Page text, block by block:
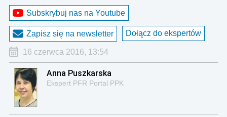
Subskrybuj nas na Youtube
Zapisz się na newsletter Dołącz do ekspertów
16 czerwca 2016, 13:54
Anna Puszkarska
Ekspert PFR Portal PPK